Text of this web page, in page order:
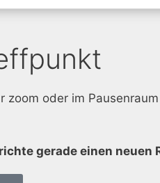
zoom oder im
gerade einen neuen